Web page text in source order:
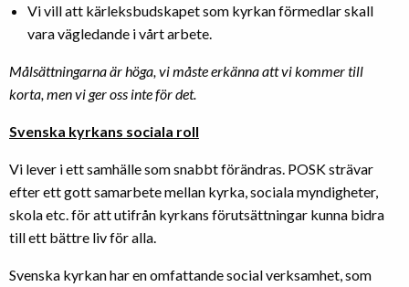
Vi vill att kärleksbudskapet som kyrkan förmedlar skall
vara vägledande i vårt arbete.
Målsättningarna är höga, vi måste erkänna att vi kommer till
korta, men vi ger oss inte för det.
Svenska kyrkans sociala roll
Vi lever i ett samhälle som snabbt förändras. POSK strävar
efter ett gott samarbete mellan kyrka, sociala myndigheter,
skola etc. för att utifrån kyrkans förutsättningar kunna bidra
till ett bättre liv för alla.
Svenska kyrkan har en omfattande social verksamhet, som